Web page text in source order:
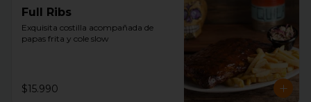
Full Ribs
Exquisita costilla acompañada de
papas frita y cole slow
$15.990